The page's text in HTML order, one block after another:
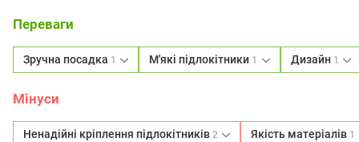
Переваги
Зручна посадка 1 М'які підлокітники 1 Дизайн 1
Мінуси
Ненадійні кріплення підлокітників 2 Якість матеріалів 1